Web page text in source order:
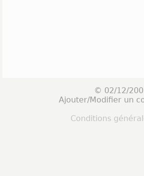
© 02/12/
Ajouter/Modifier un
Conditions